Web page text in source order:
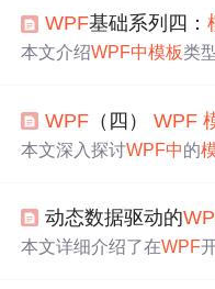
WPF基础系列四：
本文介绍WPF中模板类
触发器作用，以及数据
件等） 中的应用，如
WPF （四）WPF
本文深入探讨WPF中的
说明了在ContentControl
用，以及如何通过模板
动态数据驱动的
本文详细介绍了在WPF